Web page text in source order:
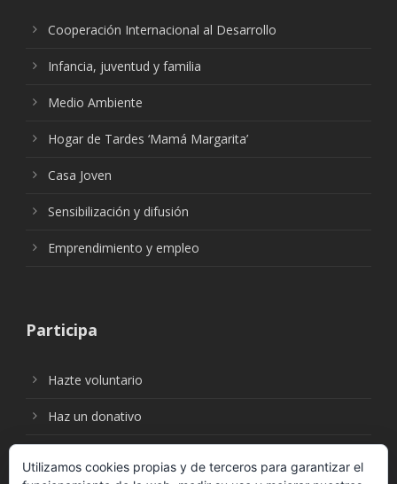
Cooperación Internacional al Desarrollo
Infancia, juventud y familia
Medio Ambiente
Hogar de Tardes ‘Mamá Margarita’
Casa Joven
Sensibilización y difusión
Emprendimiento y empleo
Participa
Hazte voluntario
Haz un donativo
Utilizamos cookies propias y de terceros para garantizar el